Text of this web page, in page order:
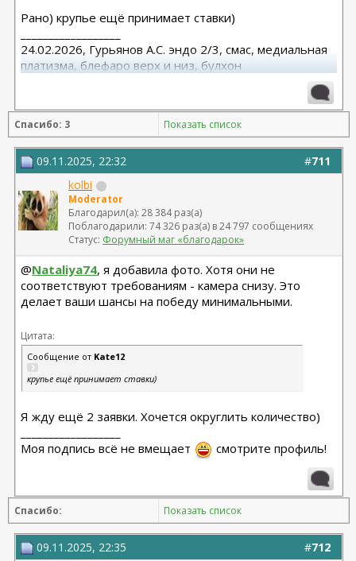
Наталия2020
31. @
Tuzya
Marik@
33. @
Evitta
34. @
35. @
Мапюсь
37. @
AlenkaaknelA
38. @
39. @
irina_khor
40. @
41. @
Gemeni
42. @
Renna
Enya89
45. @
Рано) крупье ещё принимает ставки)
24.02.2026, Гурьянов А.С. эндо 2/3, смас, медиальная
платизма, блефаро верх и низ, булхон
08.2015, allergan 240, 255. Аврамович А.Г., Клиника СЛ
(молодости и красоты)
Спасибо: 3 Показать список
#711
09.11.2025, 22:32
kolbi
Moderator
Благодарил(а): 28 384 раз(а)
Поблагодарили: 74 326 раз(а) в 24 797 сообщениях
Статус: Форумный маг «благодарок»
@Nataliya74, я добавила фото. Хотя они не
соответствуют требованиям - камера снизу. Это
делает ваши шансы на победу минимальными.
Цитата:
Сообщение от Kate12
крупье ещё принимает ставки)
Я жду ещё 2 заявки. Хочется округлить количество)
Моя подпись всё не вмещает
смотрите профиль!
Спасибо: Показать список
#712
09.11.2025, 22:35